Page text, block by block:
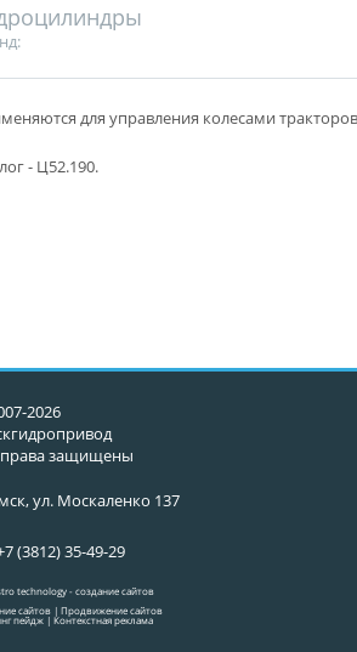
для управления колесами
- Ц52.190.
2026
права защищены
ул. Москаленко 137
(3812) 35-49-29
сайтов | Продвижение сайтов
пейдж | Контекстная реклама